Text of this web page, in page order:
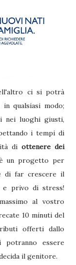
ci si potrà
qualsiasi modo;
nei luoghi giusti,
i tempi di
di ottenere dei
un progetto per
di far crescere il
e privo di stress!
al vostro
10 minuti del
offerti dallo
potranno essere
il genitore.